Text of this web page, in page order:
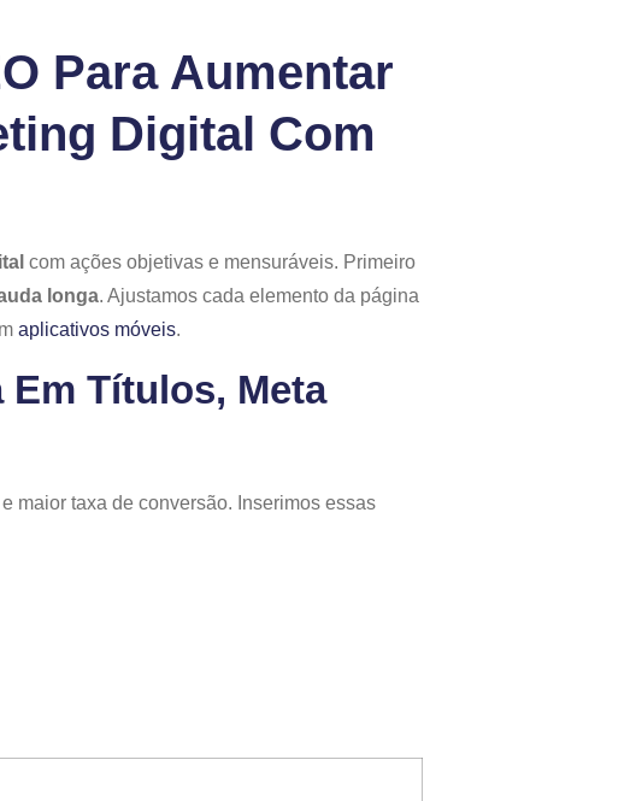
Para Aumentar
Digital Com
com ações objetivas e mensuráveis. Primeiro
longa. Ajustamos cada elemento da página
aplicativos móveis.
Em Títulos, Meta
maior taxa de conversão. Inserimos essas